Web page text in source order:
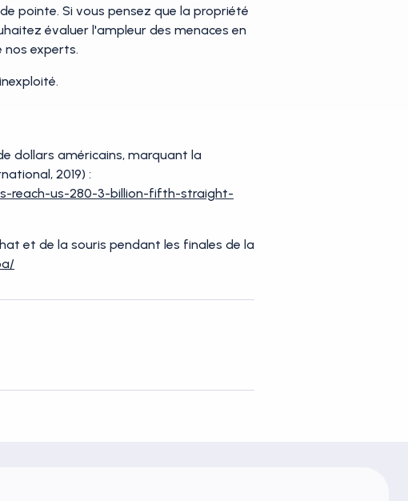
pointe. Si vous pensez que la propriété
évaluer l'ampleur des menaces en
nos experts.
dollars américains, marquant la
2019) :
reach-us-280-3-billion-fifth-straight-
et de la souris pendant les finales de la